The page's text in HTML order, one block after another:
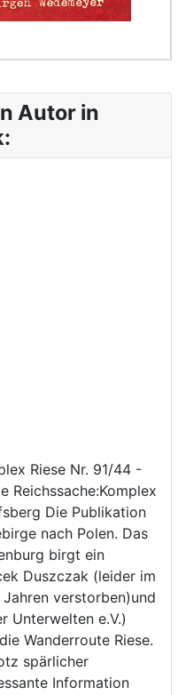
Autor in
Riese Nr. 91/44 -
Reichssache:Komplex
Die Publikation
nach Polen. Das
birgt ein
Duszczak (leider im
verstorben)und
Unterwelten e.V.)
Wanderroute Riese.
spärlicher
Information